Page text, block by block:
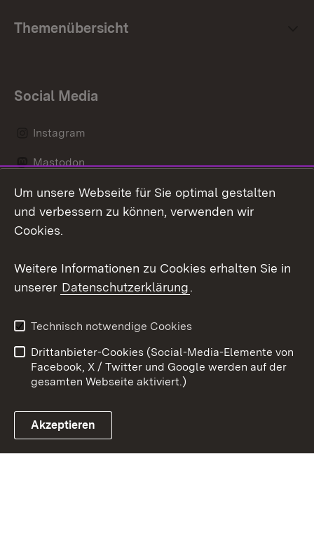
Themenübersicht
Social Media
Instagram
Mastodon
Messenger
Link zum Landesportal
Kontakt
Impressum
Cookies
Um unsere Webseite für Sie optimal gestalten
und verbessern zu können, verwenden wir
Cookies.
Weitere Informationen zu Cookies erhalten Sie in
unserer Datenschutzerklärung.
Technisch notwendige Cookies
Drittanbieter-Cookies (Social-Media-Elemente von
Facebook, X / Twitter und Google werden auf der
gesamten Webseite aktiviert.)
Akzeptieren